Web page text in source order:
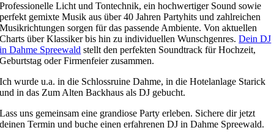
Professionelle Licht und Tontechnik, ein hochwertiger Sound sowie
perfekt gemixte Musik aus über 40 Jahren Partyhits und zahlreichen
Musikrichtungen sorgen für das passende Ambiente. Von aktuellen
Charts über Klassiker bis hin zu individuellen Wunschgenres.Dein DJ
in Dahme Spreewald stellt den perfekten Soundtrack für Hochzeit,
Geburtstag oder Firmenfeier zusammen.
Ich wurde u.a. in die Schlossruine Dahme, in die Hotelanlage Starick
und in das Zum Alten Backhaus als DJ gebucht.
Lass uns gemeinsam eine grandiose Party erleben. Sichere dir jetzt
deinen Termin und buche einen erfahrenen DJ in Dahme Spreewald.